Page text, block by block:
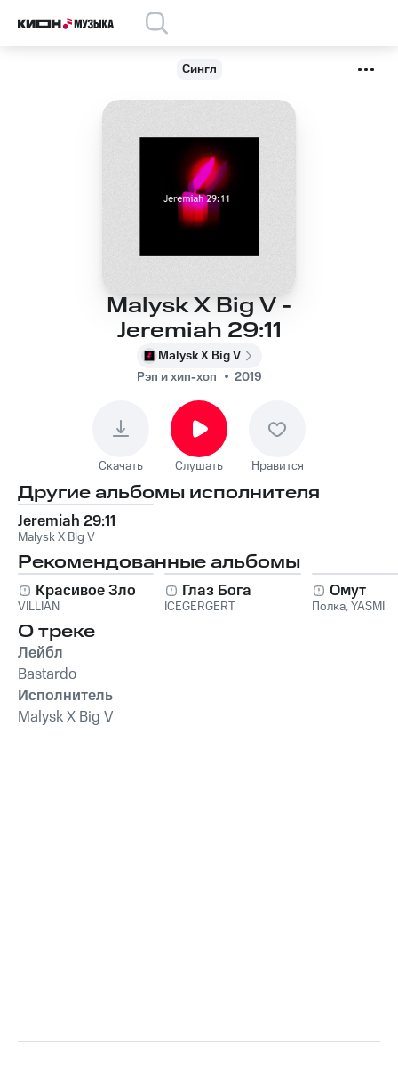
Сингл
Malysk X Big V -
Jeremiah 29:11
Malysk X Big V
Рэп и хип-хоп
2019
Скачать Слушать Нравится
Другие альбомы исполнителя
Jeremiah 29:11
Malysk X Big V
Рекомендованные альбомы
Красивое Зло
VILLIAN
Глаз Бога
ICEGERGERT
Омут
Полка,YASMI
О треке
Лейбл
Bastardo
Исполнитель
Malysk X Big V